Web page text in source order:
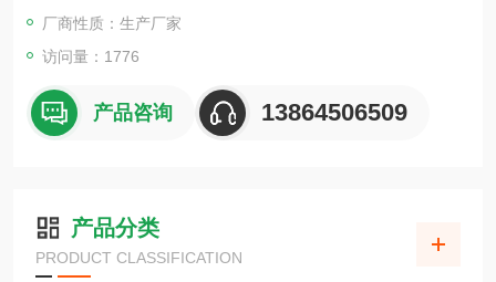
厂商性质：生产厂家
访问量：1776
产品咨询 13864506509
产品分类
PRODUCT CLASSIFICATION